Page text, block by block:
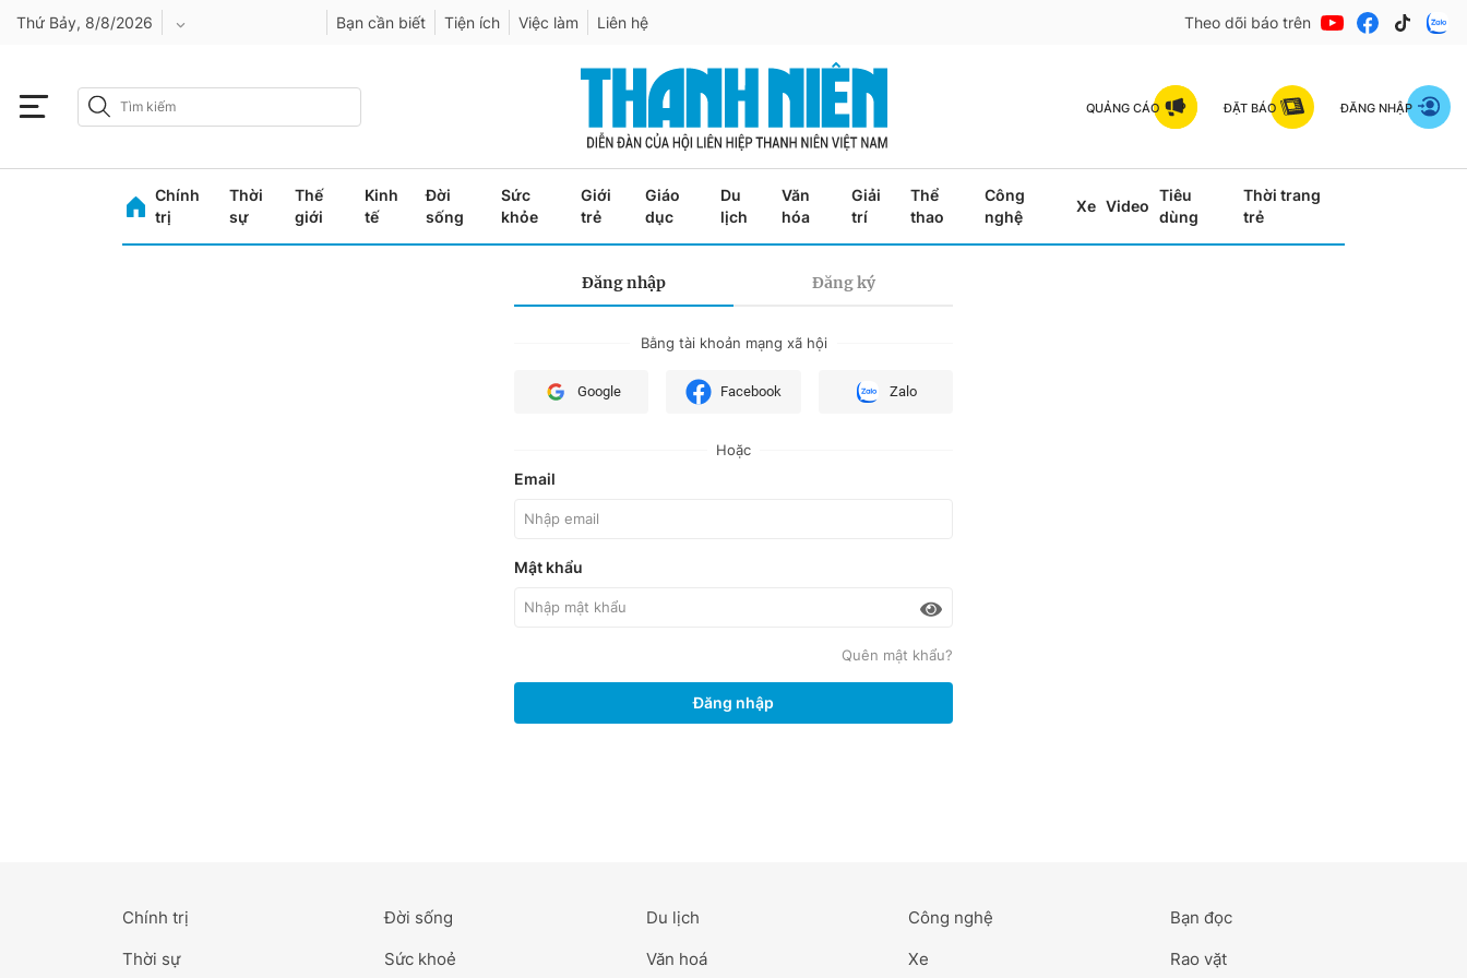
Thứ Bảy, 8/8/2026
Bình Phước
Đắk Lắk
Bạn cần biết Tiện ích Việc làm Liên hệ Theo dõi báo trên
QUẢNG CÁO ĐẶT BÁO ĐĂNG NHẬP
Chính
trị
Thời
sự
Thế
giới
Kinh
tế
Đời
sống
Sức
khỏe
Giới
trẻ
Giáo
dục
Du
lịch
Văn
hóa
Giải
trí
Thể
thao
Công
nghệ
Xe Video
Tiêu
dùng
Thời trang
trẻ
Đăng nhập Đăng ký
Bằng tài khoản mạng xã hội
Google Facebook Zalo
Hoặc
Email
Mật khẩu
Quên mật khẩu?
Đăng nhập
Chính trị
Thời sự
Đời sống
Sức khoẻ
Du lịch
Văn hoá
Công nghệ
Xe
Bạn đọc
Rao vặt